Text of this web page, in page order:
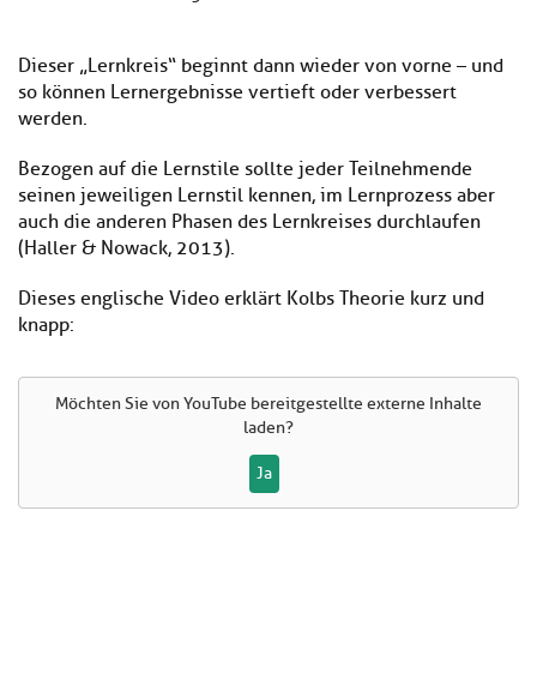
Dieser „Lernkreis“ beginnt dann wieder von vorne – und
so können Lernergebnisse vertieft oder verbessert
werden.
Bezogen auf die Lernstile sollte jeder Teilnehmende
seinen jeweiligen Lernstil kennen, im Lernprozess aber
auch die anderen Phasen des Lernkreises durchlaufen
(Haller & Nowack, 2013).
Dieses englische Video erklärt Kolbs Theorie kurz und
knapp:
Möchten Sie vonYouTube bereitgestellte externe Inhalte
laden?
Ja